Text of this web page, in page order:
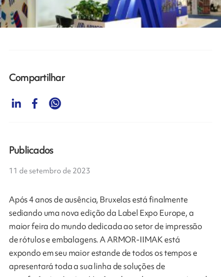
Após 4 anos de ausência, Bruxelas está finalmente
sediando uma nova edição da Label Expo Europe, a
maior feira do mundo dedicada ao setor de impressão
de rótulos e embalagens. A ARMOR-IIMAK está
expondo em seu maior estande de todos os tempos e
apresentará toda a sua linha de soluções de
Compartilhar
Publicados
11 de setembro de 2023